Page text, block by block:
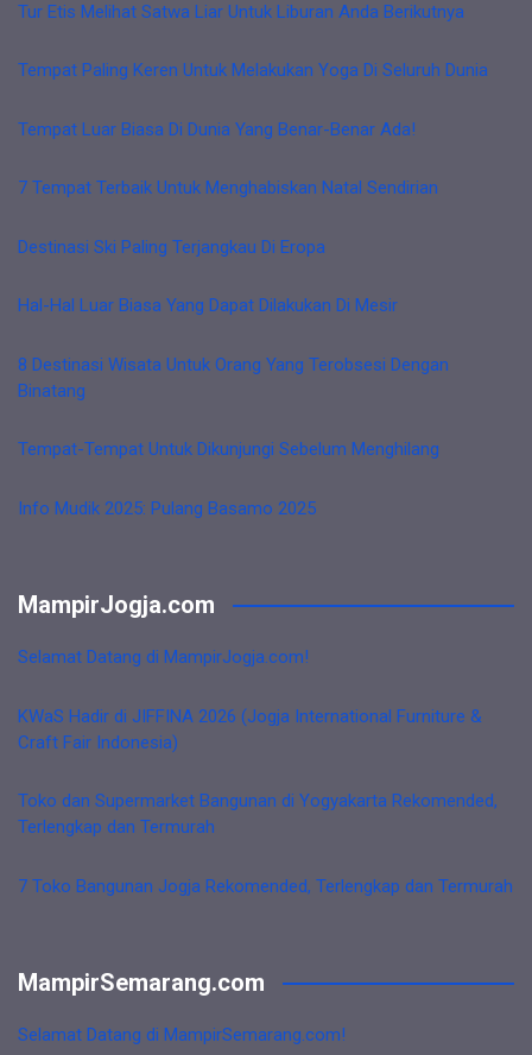
Tur Etis Melihat Satwa Liar Untuk Liburan Anda Berikutnya
Tempat Paling Keren Untuk Melakukan Yoga Di Seluruh Dunia
Tempat Luar Biasa Di Dunia Yang Benar-Benar Ada!
7 Tempat Terbaik Untuk Menghabiskan Natal Sendirian
Destinasi Ski Paling Terjangkau Di Eropa
Hal-Hal Luar Biasa Yang Dapat Dilakukan Di Mesir
8 Destinasi Wisata Untuk Orang Yang Terobsesi Dengan
Binatang
Tempat-Tempat Untuk Dikunjungi Sebelum Menghilang
Info Mudik 2025: Pulang Basamo 2025
MampirJogja.com
Selamat Datang di MampirJogja.com!
KWaS Hadir di JIFFINA 2026 (Jogja International Furniture &
Craft Fair Indonesia)
Toko dan Supermarket Bangunan di Yogyakarta Rekomended,
Terlengkap dan Termurah
7 Toko Bangunan Jogja Rekomended, Terlengkap dan Termurah
MampirSemarang.com
Selamat Datang di MampirSemarang.com!